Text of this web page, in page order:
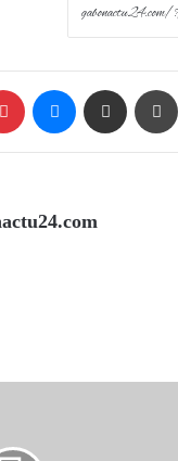
Pinterest Messenger Share via Email